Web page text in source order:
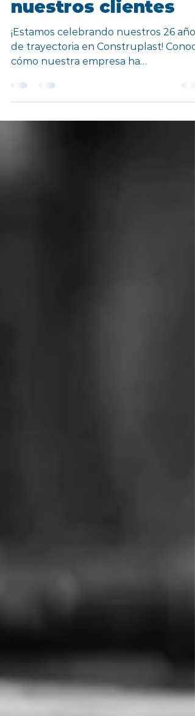
nuestros clientes
¡Estamos celebrando nuestros 26 años
de trayectoria en Construplast!
cómo nuestra empresa ha